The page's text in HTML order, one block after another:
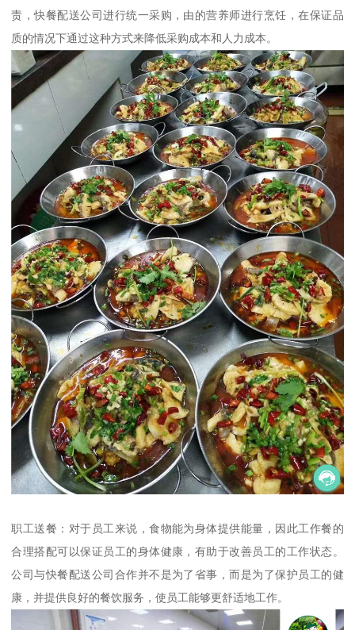
责，快餐配送公司进行统一采购，由的营养师进行烹饪，在保证品
质的情况下通过这种方式来降低采购成本和人力成本。
职工送餐：对于员工来说，食物能为身体提供能量，因此工作餐的
合理搭配可以保证员工的身体健康，有助于改善员工的工作状态。
公司与快餐配送公司合作并不是为了省事，而是为了保护员工的健
康，并提供良好的餐饮服务，使员工能够更舒适地工作。